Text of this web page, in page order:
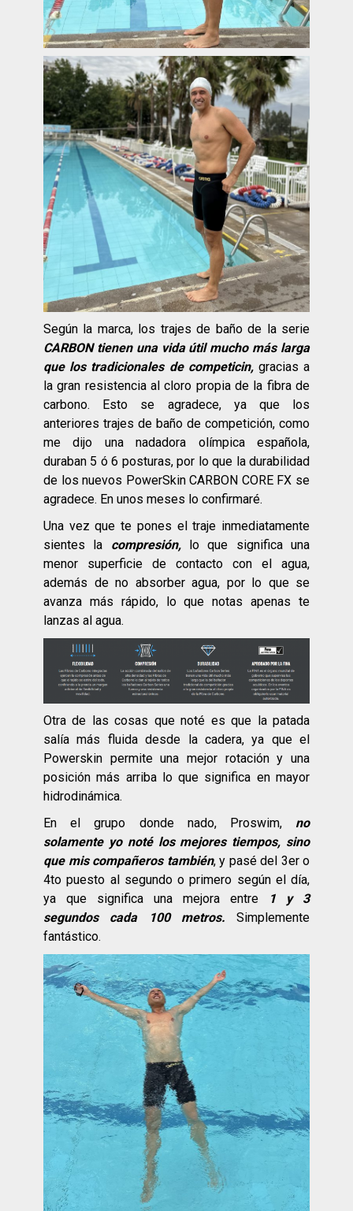
Según la marca, los trajes de baño de la serie
CARBON tienen una vida útil mucho más larga
que los tradicionales de competicin, gracias a
la gran resistencia al cloro propia de la fibra de
carbono. Esto se agradece, ya que los
anteriores trajes de baño de competición, como
me dijo una nadadora olímpica española,
duraban 5 ó 6 posturas, por lo que la durabilidad
de los nuevos PowerSkin CARBON CORE FX se
agradece. En unos meses lo confirmaré.
Una vez que te pones el traje inmediatamente
sientes la compresión,lo que significa una
menor superficie de contacto con el agua,
además de no absorber agua, por lo que se
avanza más rápido, lo que notas apenas te
lanzas al agua.
Otra de las cosas que noté es que la patada
salía más fluida desde la cadera, ya que el
Powerskin permite una mejor rotación y una
posición más arriba lo que significa en mayor
hidrodinámica.
En el grupo donde nado, Proswim, no
solamente yo noté los mejores tiempos, sino
que mis compañeros también, y pasé del 3er o
4to puesto al segundo o primero según el día,
ya que significa una mejora entre
1 y 3
segundos cada 100 metros. Simplemente
fantástico.